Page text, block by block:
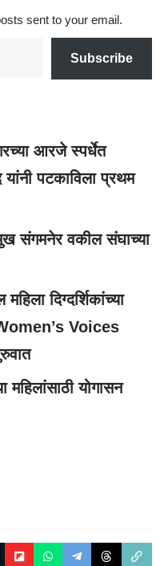
sent to your email.
Subscribe
आरजे स्पर्धेत
पटकाविला प्रथम
संगमनेर वकील संघाच्या
दिग्दर्शिकांच्या
Voices
महिलांसाठी योगासन